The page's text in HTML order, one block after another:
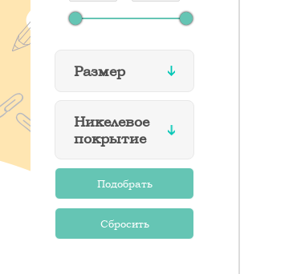
Размер
Никелевое
покрытие